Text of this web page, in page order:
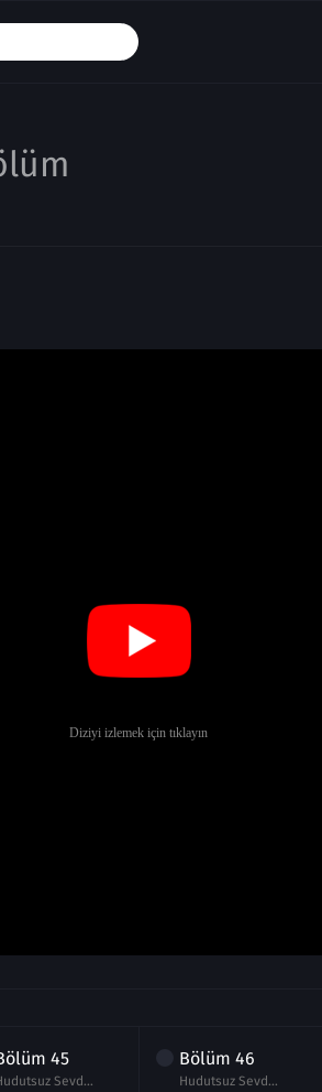
45
Hudutsuz Sevda 45.Bölüm izle Full
Bölüm 46
Hudutsuz Sevda 46.Bölüm izle